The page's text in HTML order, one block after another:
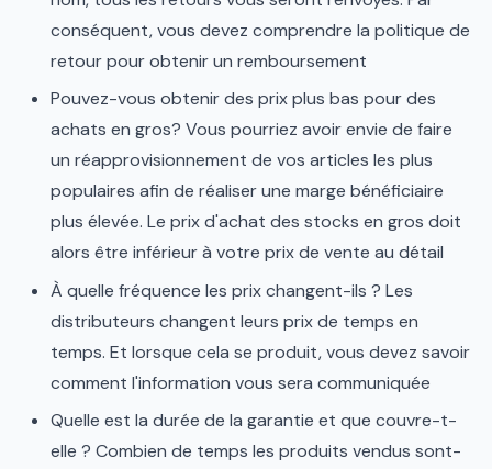
conséquent, vous devez comprendre la politique de
retour pour obtenir un remboursement
Pouvez-vous obtenir des prix plus bas pour des
achats en gros? Vous pourriez avoir envie de faire
un réapprovisionnement de vos articles les plus
populaires afin de réaliser une marge bénéficiaire
plus élevée. Le prix d'achat des stocks en gros doit
alors être inférieur à votre prix de vente au détail
À quelle fréquence les prix changent-ils ? Les
distributeurs changent leurs prix de temps en
temps. Et lorsque cela se produit, vous devez savoir
comment l'information vous sera communiquée
Quelle est la durée de la garantie et que couvre-t-
elle ? Combien de temps les produits vendus sont-